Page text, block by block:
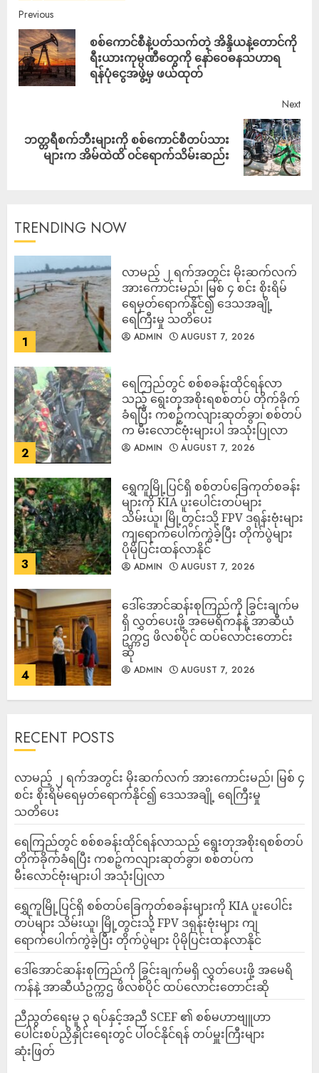
Previous
စစ်ကောင်စီနဲ့ပတ်သက်တဲ့ အိန္ဒိယနဲ့တောင်ကို
ရီးယားကုမ္ပဏီတွေကို နော်ဝေဓနသဟာရ
ရန်ပုံငွေအဖွဲ့မှ ဖယ်ထုတ်
Next
ဘတ္တရီစက်ဘီးများကို စစ်ကောင်စီတပ်သား
များက အိမ်ထဲထိ ၀င်ရောက်သိမ်းဆည်း
TRENDING NOW
1
လာမည့် ၂ ရက်အတွင်း မိုးဆက်လက်
အားကောင်းမည်၊ မြစ် ၄ စင်း စိုးရိမ်
ရေမှတ်ရောက်နိုင်၍ ဒေသအချို့
ရေကြီးမှု သတိပေး
ADMIN AUGUST 7, 2026
2
ရေကြည်တွင် စစ်စခန်းထိုင်ရန်လာ
သည့် ရွေးတုအစိုးရစစ်တပ် တိုက်ခိုက်
ခံရပြီး ကစဉ့်ကလျားဆုတ်ခွာ၊ စစ်တပ်
က မီးလောင်ဗုံးများပါ အသုံးပြုလာ
ADMIN AUGUST 7, 2026
3
‎ရွှေကူမြို့ပြင်ရှိ စစ်တပ်ခြေကုတ်စခန်း
များကို KIA ပူးပေါင်းတပ်များ
သိမ်းယူ၊ မြို့တွင်းသို့ FPV ဒရုန်းဗုံးများ
ကျရောက်ပေါက်ကွဲခဲ့ပြီး တိုက်ပွဲများ
ပိုမိုပြင်းထန်လာနိုင်
ADMIN AUGUST 7, 2026
4
ဒေါ်အောင်ဆန်းစုကြည်ကို ခြွင်းချက်မ
ရှိ လွှတ်ပေးဖို့ အမေရိကန်နဲ့ အာဆီယံ
ဥက္ကဌ ဖိလစ်ပိုင် ထပ်လောင်းတောင်း
ဆို
ADMIN AUGUST 7, 2026
RECENT POSTS
လာမည့် ၂ ရက်အတွင်း မိုးဆက်လက် အားကောင်းမည်၊ မြစ် ၄
စင်း စိုးရိမ်ရေမှတ်ရောက်နိုင်၍ ဒေသအချို့ ရေကြီးမှု
သတိပေး
ရေကြည်တွင် စစ်စခန်းထိုင်ရန်လာသည့် ရွေးတုအစိုးရစစ်တပ်
တိုက်ခိုက်ခံရပြီး ကစဉ့်ကလျားဆုတ်ခွာ၊ စစ်တပ်က
မီးလောင်ဗုံးများပါ အသုံးပြုလာ
‎ရွှေကူမြို့ပြင်ရှိ စစ်တပ်ခြေကုတ်စခန်းများကို KIA ပူးပေါင်း
တပ်များ သိမ်းယူ၊ မြို့တွင်းသို့ FPV ဒရုန်းဗုံးများ ကျ
ရောက်ပေါက်ကွဲခဲ့ပြီး တိုက်ပွဲများ ပိုမိုပြင်းထန်လာနိုင်
ဒေါ်အောင်ဆန်းစုကြည်ကို ခြွင်းချက်မရှိ လွှတ်ပေးဖို့ အမေရိ
ကန်နဲ့ အာဆီယံဥက္ကဌ ဖိလစ်ပိုင် ထပ်လောင်းတောင်းဆို
ညီညွတ်ရေးမူ ၃ ရပ်နှင့်အညီ SCEF ၏ စစ်မဟာဗျူဟာ
ပေါင်းစပ်ညှိနှိုင်းရေးတွင် ပါဝင်နိုင်ရန် တပ်မှူးကြီးများ
ဆုံးဖြတ်